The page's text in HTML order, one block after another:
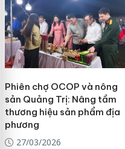
Phiên chợ OCOP và nông
sản Quảng Trị: Nâng tầm
thương hiệu sản phẩm địa
phương
27/03/2026